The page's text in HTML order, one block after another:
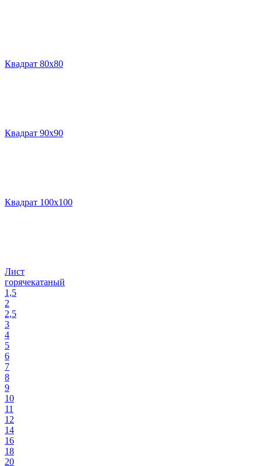
Квадрат 80х80
Квадрат 90х90
Квадрат 100х100
Лист
горячекатаный
1,5
2
2,5
3
4
5
6
7
8
9
10
11
12
14
16
18
20